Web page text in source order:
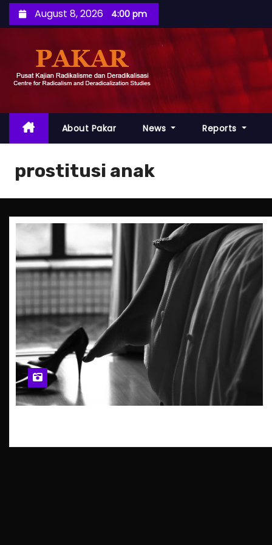
k
c
n
n
August 8, 2026 4:00 pm
About Pakar News Reports
prostitusi anak